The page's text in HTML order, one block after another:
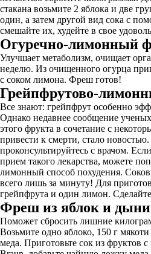
стакана возьмите 2 яблока и две
один, а затем другой вид сока с
смешайте их, худейте в свое
Огуречно-лимонный
Улучшает метаболизм, очищает
неделю. Из очищенного огурца
с соком лимона. Фреш готов!
Грейпфрутово-
Все знают: грейпфрут особенно
Однако недавнее сообщение
этого фрукта в сочетание с
привести к смерти, стало
проконсультируйтесь с врачом.
прием такого лекарства, можете
лимонный способ похудения.
всего лишь за минуту! Для
грейпфрута и один лимон.
Фреш из яблок и дыни
Поможет сбросить лишние
Возьмите одно яблоко, 150 г
меда. Приготовьте сок из